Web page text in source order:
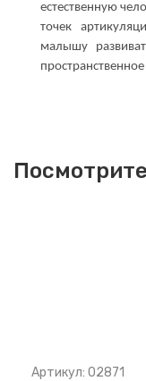
естественную
точек
малышу
Артикул: 02871